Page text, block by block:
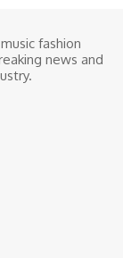
fashion
news and